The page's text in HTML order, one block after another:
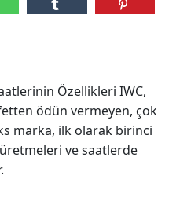
Özellikleri IWC,
ödün vermeyen, çok
marka, ilk olarak birinci
üretmeleri ve saatlerde